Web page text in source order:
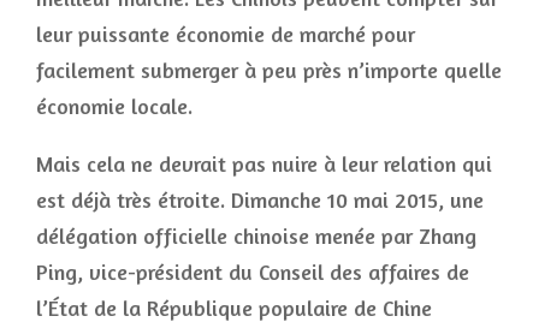
leur puissante économie de marché pour
facilement submerger à peu près n’importe quelle
économie locale.
Mais cela ne devrait pas nuire à leur relation qui
est déjà très étroite. Dimanche 10 mai 2015, une
délégation officielle chinoise menée par Zhang
Ping, vice-président du Conseil des affaires de
l’État de la République populaire de Chine